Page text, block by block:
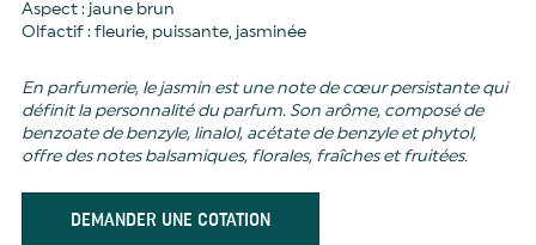
Aspect : jaune brun
Olfactif : fleurie, puissante, jasminée
En parfumerie, le jasmin est une note de cœur persistante qui
définit la personnalité du parfum. Son arôme, composé de
benzoate de benzyle, linalol, acétate de benzyle et phytol,
offre des notes balsamiques, florales, fraîches et fruitées.
DEMANDER UNE COTATION